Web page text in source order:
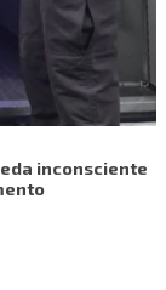
inconsciente